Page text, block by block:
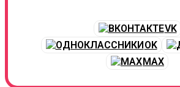
VK
OK
MAX